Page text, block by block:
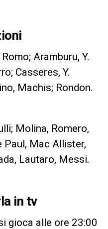
Romo; Aramburu, Y.
Casseres, Y.
Machis; Rondon.
Molina, Romero,
Paul, Mac Allister,
Lautaro, Messi.
in tv
gioca alle ore 23:00